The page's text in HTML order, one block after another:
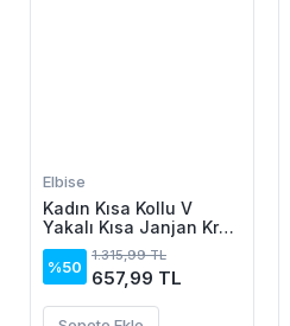
Elbise
Kadın Kısa Kollu V
Yakalı Kısa Janjan Krep
Elbise
%50
1.315,99 TL
657,99 TL